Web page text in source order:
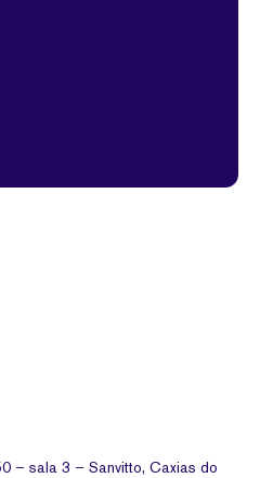
– sala 3 – Sanvitto, Caxias do